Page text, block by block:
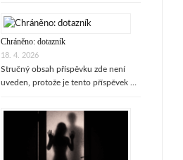
Chráněno: dotazník
18. 4. 2026
Stručný obsah příspěvku zde není
uveden, protože je tento příspěvek …